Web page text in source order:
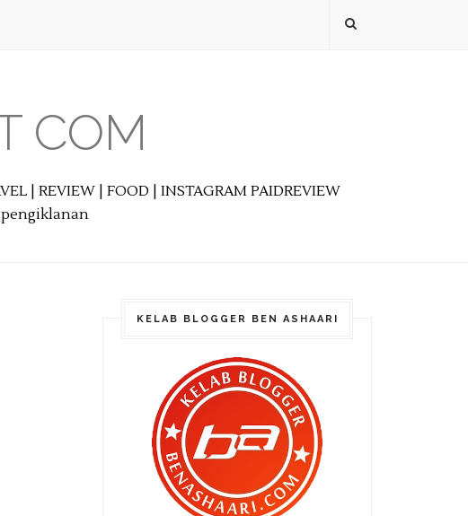
COM
| REVIEW | FOOD | INSTAGRAM PAIDREVIEW
pengiklanan
KELAB BLOGGER BEN ASHAARI